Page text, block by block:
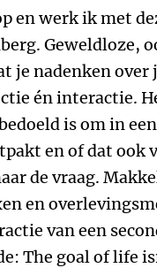
en werk ik met
Geweldloze,
je nadenken over
én interactie.
is om in
en of dat ook
de vraag.
en
van een
The goal of life